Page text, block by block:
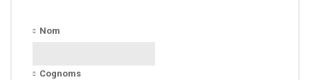
Nom
Cognoms